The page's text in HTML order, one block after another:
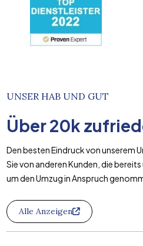
UNSER HAB UND GUT
Über20k
Den besten Eindruck von unserem
Sie von anderen Kunden, die
um den Umzug in Anspruch
Alle Anzeigen